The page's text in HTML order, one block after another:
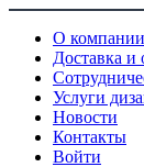
О компании
Доставка и
Услуги
Новости
Контакты
Войти